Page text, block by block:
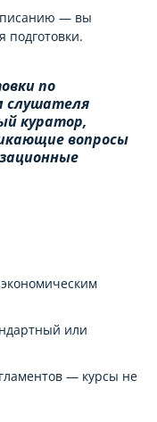
— вы
подготовки.
по
слушателя
куратор,
вопросы
или
— курсы не